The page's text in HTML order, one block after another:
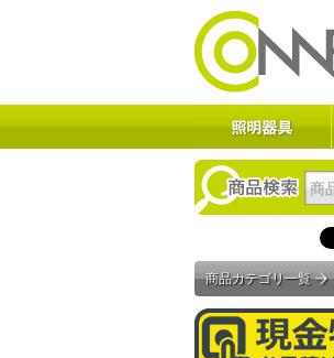
商品カテゴリ一覧